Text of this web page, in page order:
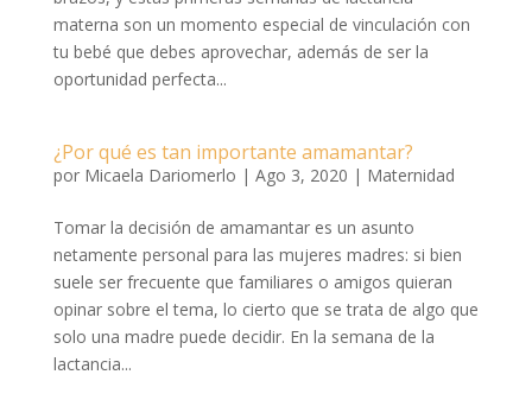
materna son un momento especial de vinculación con
tu bebé que debes aprovechar, además de ser la
oportunidad perfecta...
¿Por qué es tan importante amamantar?
por Micaela Dariomerlo | Ago 3, 2020 | Maternidad
Tomar la decisión de amamantar es un asunto
netamente personal para las mujeres madres: si bien
suele ser frecuente que familiares o amigos quieran
opinar sobre el tema, lo cierto que se trata de algo que
solo una madre puede decidir. En la semana de la
lactancia...